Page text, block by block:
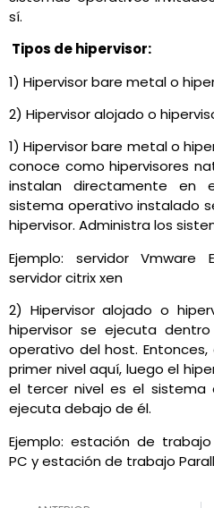
sí.
Tipos de hipervisor:
1) Hipervisor bare metal o
2) Hipervisor alojado o
1) Hipervisor bare metal o
conoce como hipervisores
instalan directamente en
sistema operativo instalado
hipervisor. Administra los
Ejemplo: servidor Vmware
servidor citrix xen
2) Hipervisor alojado o
hipervisor se ejecuta
operativo del host.
primer nivel aquí, luego el
el tercer nivel es el sistema
ejecuta debajo de él.
Ejemplo: estación de
PC y estación de trabajo